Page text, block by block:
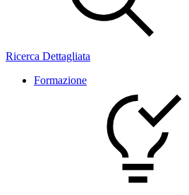
Ricerca Dettagliata
Formazione